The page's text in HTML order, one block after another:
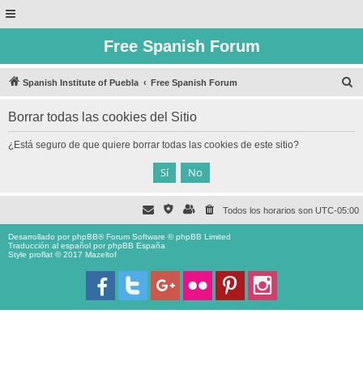
Free Spanish Forum
Spanish Institute of Puebla Free Spanish Forum
Borrar todas las cookies del Sitio
¿Está seguro de que quiere borrar todas las cookies de este sitio?
Todos los horarios son UTC-05:00
Desarrollado porphpBB® Forum Software © phpBB Limited
Traducción al español porphpBB España
Style proflat © 2017 Mazeltof